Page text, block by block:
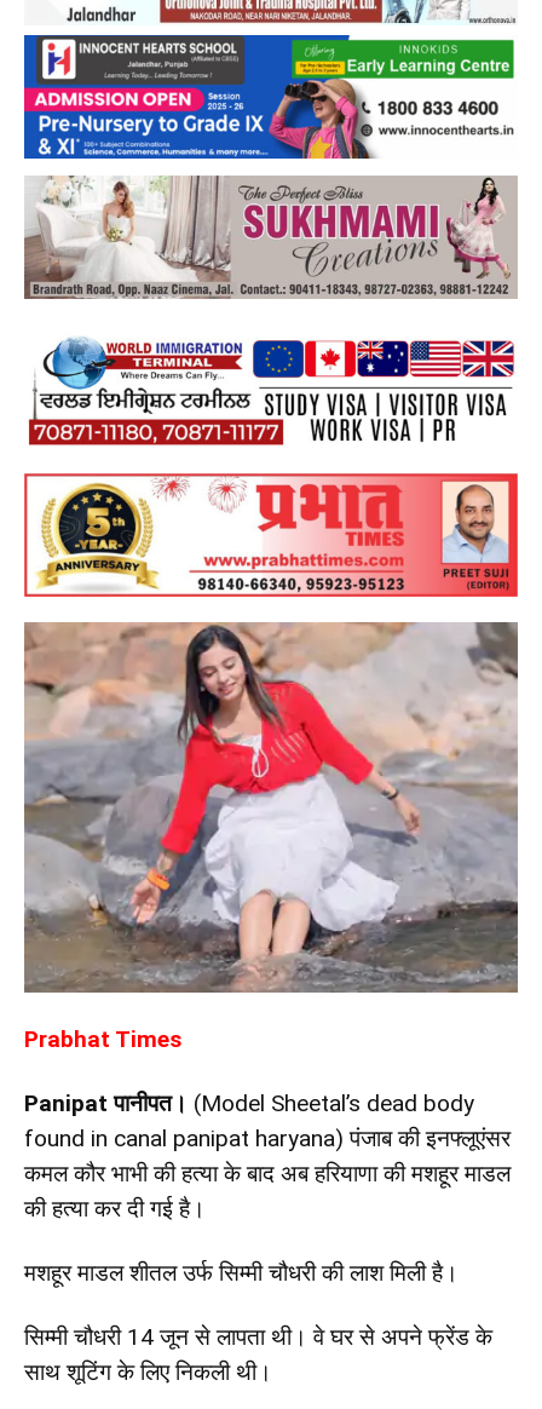
Prabhat Times
Panipat पानीपत। (Model Sheetal’s dead body
found in canal panipat haryana)पंजाब की इनफ्लूएंसर
कमल कौर भाभी की हत्या के बाद अब हरियाणा की मशहूर माडल
की हत्या कर दी गई है।
मशहूर माडल शीतल उर्फ सिम्मी चौधरी की लाश मिली है।
सिम्मी चौधरी 14 जून से लापता थी। वे घर से अपने फ्रेंड के
साथ शूटिंग के लिए निकली थी।